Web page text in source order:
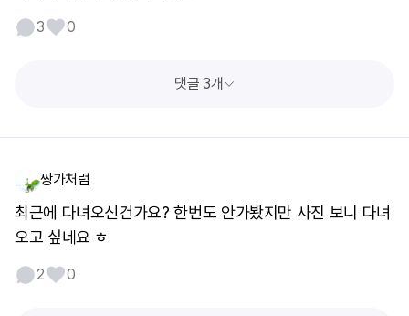
3 0
댓글 3개
짱가처럼
최근에 다녀오신건가요? 한번도 안가봤지만 사진 보니 다녀
오고 싶네요 ㅎ
2 0